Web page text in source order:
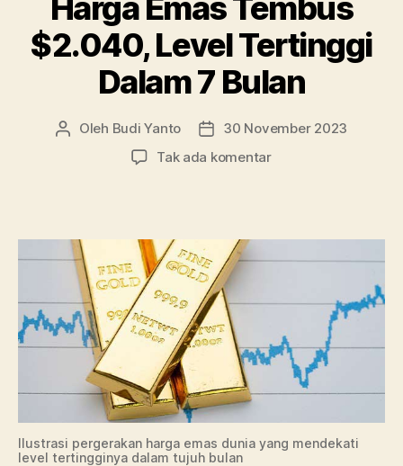
Harga Emas Tembus
$2.040, Level Tertinggi
Dalam 7 Bulan
Penulis
Oleh Budi Yanto
Tanggal
artikel
30 November 2023
Tak ada komentarpada
$2.040,
Bulan
Ilustrasi pergerakan harga emas dunia yang mendekati
level tertingginya dalam tujuh bulan